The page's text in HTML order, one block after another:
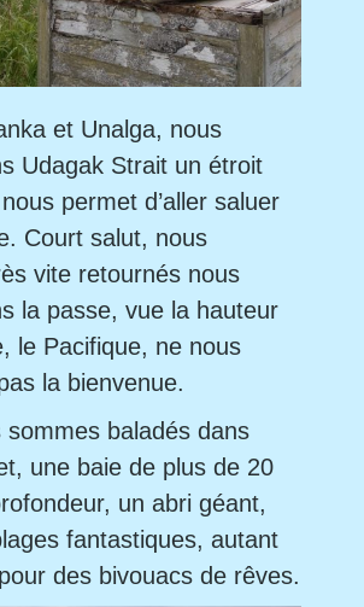
et Unalga, nous
Udagak Strait un étroit
permet d’aller saluer
Court salut, nous
vite retournés nous
la passe, vue la hauteur
le Pacifique, ne nous
la bienvenue.
sommes baladés dans
une baie de plus de 20
un abri géant,
fantastiques, autant
des bivouacs de rêves.